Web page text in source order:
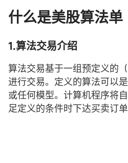
什么是美股算法单
1.算法交易介绍
算法交易基于一组预定义的
进行交易。定义的算法可以
或任何模型。计算机程序将
足定义的条件时下达买卖订单